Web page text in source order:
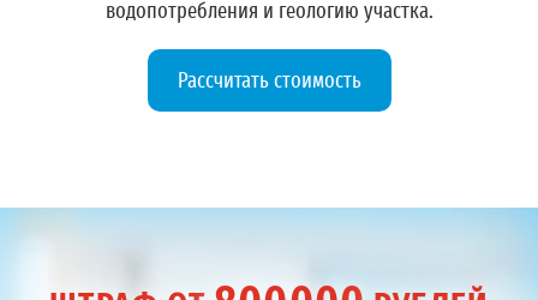
водопотребления и геологию участка.
Рассчитать стоимость